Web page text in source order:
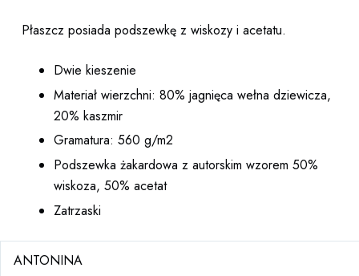
Płaszcz posiada podszewkę z wiskozy i acetatu.
Dwie kieszenie
Materiał wierzchni: 80% jagnięca wełna dziewicza,
20% kaszmir
Gramatura: 560 g/m2
Podszewka żakardowa z autorskim wzorem 50%
wiskoza, 50% acetat
Zatrzaski
ANTONINA